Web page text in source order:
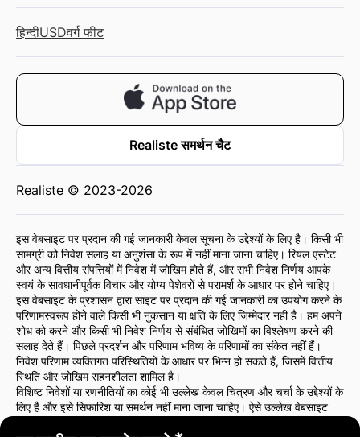
हिन्दीUSDवर्ग फीट
Realiste समर्थन चैट
Realiste © 2023-2026
इस वेबसाइट पर प्रदान की गई जानकारी केवल सूचना के उद्देश्यों के लिए है। किसी भी
सामग्री को निवेश सलाह या अनुशंसा के रूप में नहीं माना जाना चाहिए। रियल एस्टेट
और अन्य वित्तीय संपत्तियों में निवेश में जोखिम होते हैं, और सभी निवेश निर्णय आपके
स्वयं के सावधानीपूर्वक विचार और योग्य पेशेवरों से परामर्श के आधार पर होने चाहिए।
इस वेबसाइट के प्रशासन द्वारा साइट पर प्रदान की गई जानकारी का उपयोग करने के
परिणामस्वरूप होने वाले किसी भी नुकसान या क्षति के लिए जिम्मेदार नहीं है। हम अपने
शोध को करने और किसी भी निवेश निर्णय से संबंधित जोखिमों का विश्लेषण करने की
सलाह देते हैं। पिछले प्रदर्शन और परिणाम भविष्य के परिणामों का संकेत नहीं हैं।
निवेश परिणाम व्यक्तिगत परिस्थितियों के आधार पर भिन्न हो सकते हैं, जिसमें वित्तीय
स्थिति और जोखिम सहनशीलता शामिल है।
विशिष्ट निवेशों या रणनीतियों का कोई भी उल्लेख केवल चित्रण और चर्चा के उद्देश्यों के
लिए है और इसे सिफारिश या समर्थन नहीं माना जाना चाहिए। ऐसे उल्लेख वेबसाइट